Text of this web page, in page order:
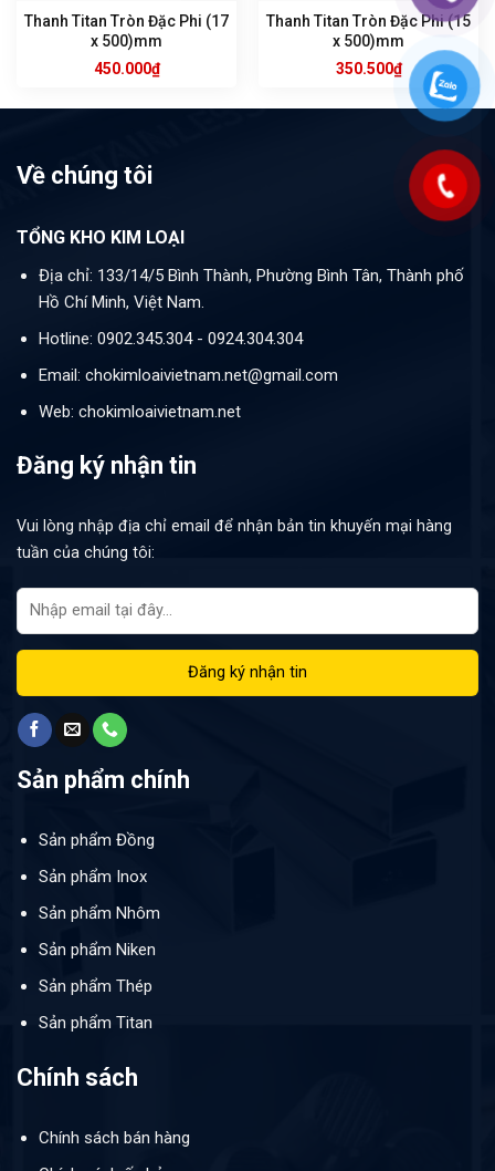
Thanh Titan Tròn Đặc Phi (17
x 500)mm
450.000₫
Thanh Titan Tròn Đặc Phi (15
x 500)mm
350.500₫
Về chúng tôi
TỔNG KHO KIM LOẠI
Địa chỉ: 133/14/5 Bình Thành, Phường Bình Tân, Thành phố
Hồ Chí Minh, Việt Nam.
Hotline: 0902.345.304 - 0924.304.304
Email: chokimloaivietnam.net@gmail.com
Web: chokimloaivietnam.net
Đăng ký nhận tin
Vui lòng nhập địa chỉ email để nhận bản tin khuyến mại hàng
tuần của chúng tôi:
Sản phẩm chính
Sản phẩm Đồng
Sản phẩm Inox
Sản phẩm Nhôm
Sản phẩm Niken
Sản phẩm Thép
Sản phẩm Titan
Chính sách
Chính sách bán hàng